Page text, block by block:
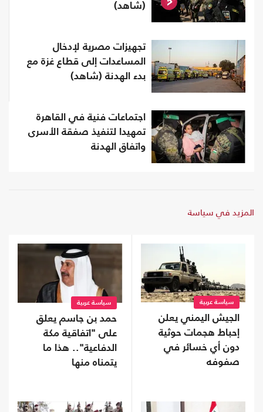
(شاهد)
تجهيزات مصرية لإدخال
المساعدات إلى قطاع غزة مع
بدء الهدنة (شاهد)
اجتماعات فنية في القاهرة
تمهيدا لتنفيذ صفقة الأسرى
واتفاق الهدنة
المزيد في سياسة
سياسة عربية
الجيش اليمني يعلن
إحباط هجمات حوثية
دون أي خسائر في
صفوفه
سياسة عربية
حمد بن جاسم يعلق
على "اتفاقية مكة
الدفاعية".. هذا ما
يتمناه منها